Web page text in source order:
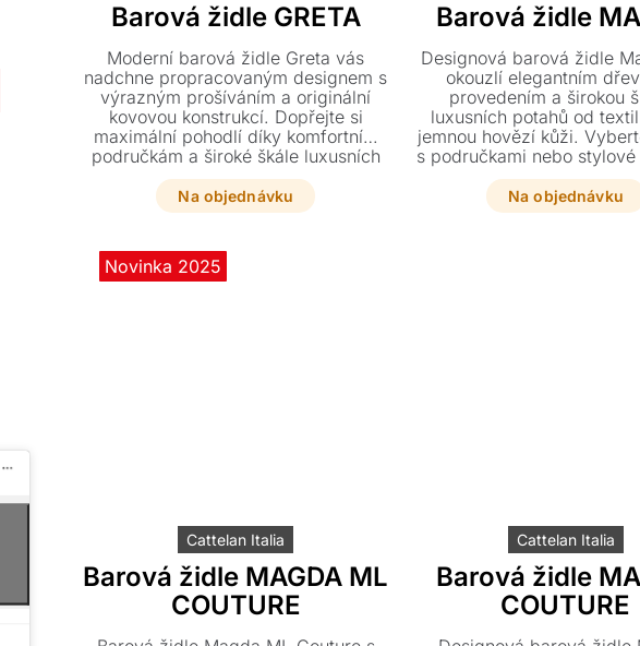
Barová židle GRETA
Moderní barová židle Greta vás
nadchne propracovaným designem s
výrazným prošíváním a originální
kovovou konstrukcí. Dopřejte si
maximální pohodlí díky komfortním
područkám a široké škále luxusních
potahů od prémiové kůže až po
textil. Tento stylový kousek o
rozměrech 63 x 63 x 98 cm skvěle
kombinaci s jídelními židlemi stejné
řady.
Na objednávku
Barová židle
Designová barová židle
okouzlí elegantním
provedením a širokou
luxusních potahů od
jemnou hovězí kůži.
s područkami nebo
couture a dopřejte
tento oblíbený kousek v
právě pro váš bar.
Na objednávku
Novinka 2025
Cattelan Italia
Barová židle MAGDA ML
COUTURE
Cattelan Italia
Barová židle
COUTURE